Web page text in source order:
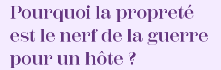
Pourquoi la propreté
est le nerf de la guerre
pour un hôte ?